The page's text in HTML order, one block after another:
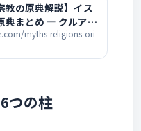
教の原典解説】イス
典まとめ ― クルアー
ースの全記事一覧
myths-religions-ori
つの柱